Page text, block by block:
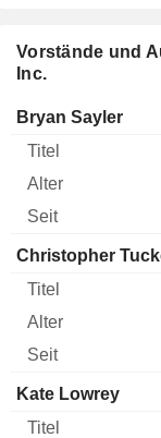
Vorstände und
Inc.
Manager Titel
Bryan Sayler
Christopher
Kate Lowrey